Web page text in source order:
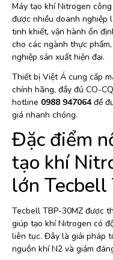
Máy tạo khí Nitrogen
được nhiều doanh nghiệp
tinh khiết, vận hành ổn
cho các ngành thực
nghiệp sản xuất hiện đại.
Thiết bị Việt Á cung cấp
chính hãng, đầy đủ CO-
hotline 0988 947064để
giá nhanh chóng.
Đặc điểm
tạo khí
lớn
Tecbell TBP-30MZ được
giúp tạo khí Nitrogen có
liên tục. Đây là giải pháp
nguồn khí N2 và giảm